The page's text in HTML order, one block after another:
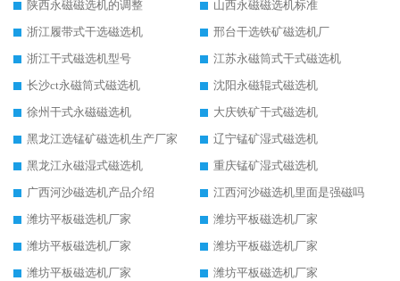
陕西永磁磁选机的调整
山西永磁磁选机标准
浙江履带式干选磁选机
邢台干选铁矿磁选机厂
浙江干式磁选机型号
江苏永磁筒式干式磁选机
长沙ct永磁筒式磁选机
沈阳永磁辊式磁选机
徐州干式永磁磁选机
大庆铁矿干式磁选机
黑龙江选锰矿磁选机生产厂家
辽宁锰矿湿式磁选机
黑龙江永磁湿式磁选机
重庆锰矿湿式磁选机
广西河沙磁选机产品介绍
江西河沙磁选机里面是强磁吗
潍坊平板磁选机厂家
潍坊平板磁选机厂家
潍坊平板磁选机厂家
潍坊平板磁选机厂家
潍坊平板磁选机厂家
潍坊平板磁选机厂家